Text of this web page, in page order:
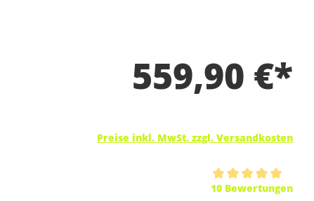
559,90 €*
Preise inkl. MwSt. zzgl. Versandkosten
10 Bewertungen